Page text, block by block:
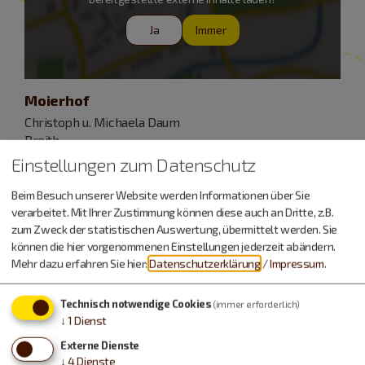
Ja Immer
Moierhof
Christoph u. Michaela Daum
Preith
Römerstraße 36
85131 Pollenfeld-Preith
08421 908302
gegenüber der Kirche.
Einstellungen zum Datenschutz
Beim Besuch unserer Website werden Informationen über Sie
verarbeitet. Mit Ihrer Zustimmung können diese auch an Dritte, z.B.
zum Zweck der statistischen Auswertung, übermittelt werden. Sie
können die hier vorgenommenen Einstellungen jederzeit abändern.
Mehr dazu erfahren Sie hier:Datenschutzerklärung /Impressum.
Technisch notwendige Cookies (immer erforderlich)
↓ 1 Dienst
Externe Dienste
↓ 4Dienste